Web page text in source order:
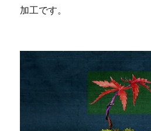
加工です。